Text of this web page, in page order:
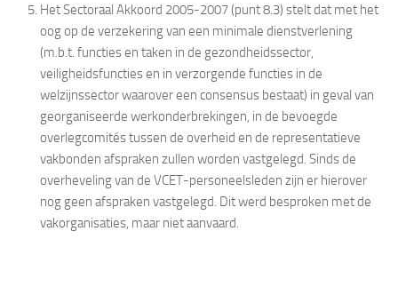
Het Sectoraal Akkoord 2005-2007 (punt 8.3) stelt dat met het
oog op de verzekering van een minimale dienstverlening
(m.b.t. functies en taken in de gezondheidssector,
veiligheidsfuncties en in verzorgende functies in de
welzijnssector waarover een consensus bestaat) in geval van
georganiseerde werkonderbrekingen, in de bevoegde
overlegcomités tussen de overheid en de representatieve
vakbonden afspraken zullen worden vastgelegd. Sinds de
overheveling van de VCET-personeelsleden zijn er hierover
nog geen afspraken vastgelegd. Dit werd besproken met de
vakorganisaties, maar niet aanvaard.